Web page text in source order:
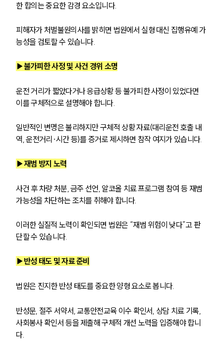
언론보도
공지사항
법률 블로그
법률서식
세미나
한 합의는 중요한 감경 요소입니다.
피해자가 처벌불원의사를 밝히면 법원에서 실형 대신 집행유예 가
능성을 검토할 수 있습니다.
▶불가피한 사정 및 사건 경위 소명
운전 거리가 짧았다거나 응급상황 등 불가피한 사정이 있었다면
이를 구체적으로 설명해야 합니다.
일반적인 변명은 불리하지만 구체적 상황 자료(대리운전 호출 내
역, 운전거리·시간 등)를 증거로 제시하면 참작 여지가 있습니다.
▶재범 방지 노력
사건 후 차량 처분, 금주 선언, 알코올 치료 프로그램 참여 등 재범
가능성을 차단하는 조치를 취해야 합니다.
이러한 실질적 노력이 확인되면 법원은 “재범 위험이 낮다”고 판
단할 수 있습니다.
▶반성 태도 및 자료 준비
법원은 진지한 반성 태도를 중요한 양형 요소로 봅니다.
반성문, 절주 서약서, 교통안전교육 이수 확인서, 상담 치료 기록,
사회봉사 확인서 등을 제출해 구체적 개선 노력을 입증해야 합니
다.